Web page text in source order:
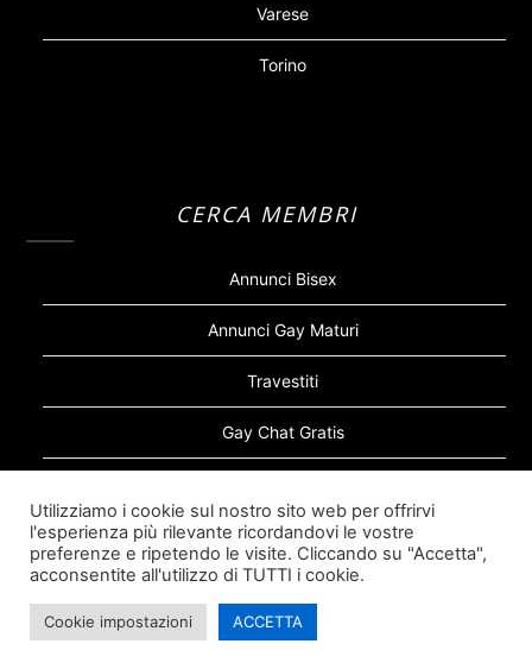
Varese
Torino
CERCA MEMBRI
Annunci Bisex
Annunci Gay Maturi
Travestiti
Gay Chat Gratis
Sugar Daddy Gay
©2026 Siti Incontri Gay
Utilizziamo i cookie sul nostro sito web per offrirvi
l'esperienza più rilevante ricordandovi le vostre
preferenze e ripetendo le visite. Cliccando su "Accetta",
acconsentite all'utilizzo di TUTTI i cookie.
Cookie impostazioni ACCETTA